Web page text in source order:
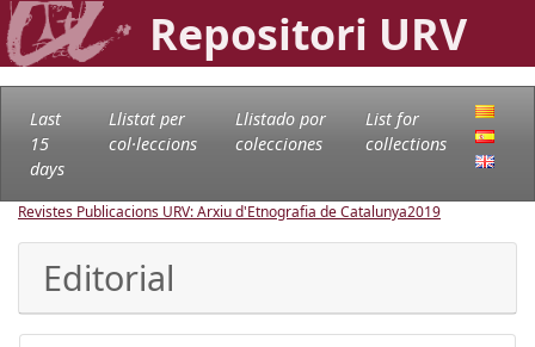
Repositori URV
Last
15
days
Llistat per
col·leccions
Llistado por
colecciones
List for
collections
Revistes Publicacions URV: Arxiu d'Etnografia de Catalunya2019
Editorial